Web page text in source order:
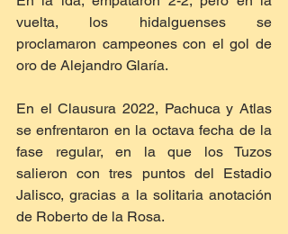
vuelta, los hidalguenses se
proclamaron campeones con el gol de
oro de Alejandro Glaría.
En el Clausura 2022, Pachuca y Atlas
se enfrentaron en la octava fecha de la
fase regular, en la que los Tuzos
salieron con tres puntos del Estadio
Jalisco, gracias a la solitaria anotación
de Roberto de la Rosa.